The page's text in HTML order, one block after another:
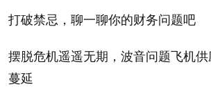
式来展示每一种产品，于
是，通过这种价格低廉的
greatest
of time:
打破禁忌，聊一聊你的财务问题吧
摆脱危机遥遥无期，波音问题飞机
蔓延